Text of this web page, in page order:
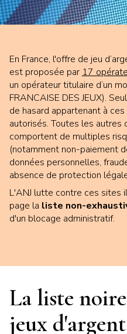
En France, l'offre de jeu
est proposée par 17
un opérateur titulaire d’un
FRANCAISE DES JEUX).
de hasard appartenant à
autorisés.Toutes les autres
comportent de multiples
(notamment non-paiement
données personnelles,
absence de protection
L'ANJ lutte contre ces sites
page la liste non-
d'un blocage administratif.
La liste
jeux